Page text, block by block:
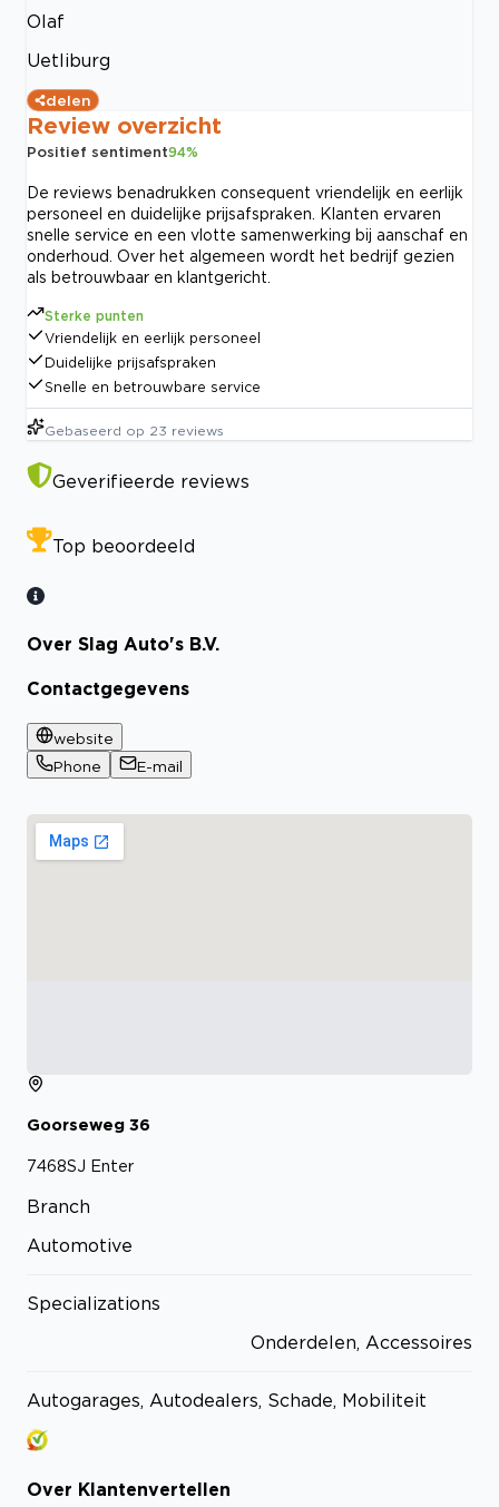
Olaf
Uetliburg
delen
Review overzicht
Positief sentiment94%
De reviews benadrukken consequent vriendelijk en eerlijk
personeel en duidelijke prijsafspraken. Klanten ervaren
snelle service en een vlotte samenwerking bij aanschaf en
onderhoud. Over het algemeen wordt het bedrijf gezien
als betrouwbaar en klantgericht.
Sterke punten
Vriendelijk en eerlijk personeel
Duidelijke prijsafspraken
Snelle en betrouwbare service
Gebaseerd op 23 reviews
Geverifieerde reviews
Top beoordeeld
Over Slag Auto's B.V.
Contactgegevens
website
Phone
E-mail
Goorseweg 36
7468SJ Enter
Branch
Automotive
Specializations
Onderdelen, Accessoires
Autogarages, Autodealers, Schade, Mobiliteit
Over Klantenvertellen